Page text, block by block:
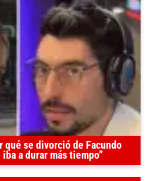
qué se divorció de Facundo
a durar más tiempo”